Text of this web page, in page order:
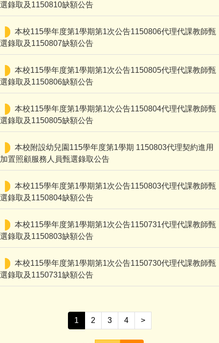
選錄取及1150810缺額公告
本校115學年度第1學期第1次公告1150806代理代課教師甄
選錄取及1150807缺額公告
本校115學年度第1學期第1次公告1150805代理代課教師甄
選錄取及1150806缺額公告
本校115學年度第1學期第1次公告1150804代理代課教師甄
選錄取及1150805缺額公告
本校附設幼兒園115學年度第1學期 1150803代理契約進用
加置照顧服務人員甄選錄取公告
本校115學年度第1學期第1次公告1150803代理代課教師甄
選錄取及1150804缺額公告
本校115學年度第1學期第1次公告1150731代理代課教師甄
選錄取及1150803缺額公告
本校115學年度第1學期第1次公告1150730代理代課教師甄
選錄取及1150731缺額公告
1 2 3 4 >